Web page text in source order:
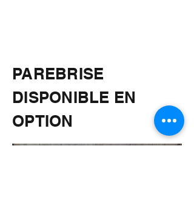
PAREBRISE
DISPONIBLE EN
OPTION